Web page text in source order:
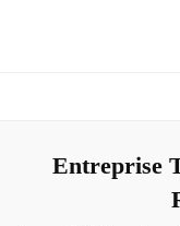
Entreprise